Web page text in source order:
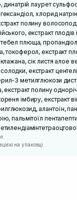
динатрій лаурет
хлорид
полину
екстракт плодів
плюща,
токоферол, екстракт
сік листя алое
екстракт
3 метилглюкози
екстракт полину
імбиру, екстракт
алантоїн,
пальмітоїл
на упаковці.